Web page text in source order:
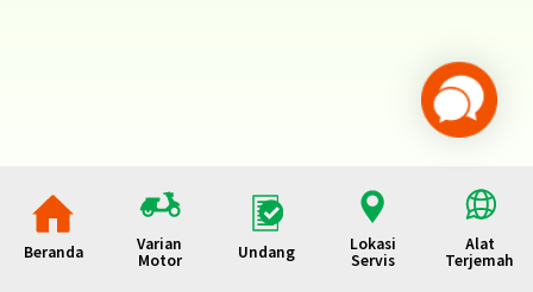
Beranda
Varian
Motor
Undang
Lokasi
Servis
Alat
Terjemah